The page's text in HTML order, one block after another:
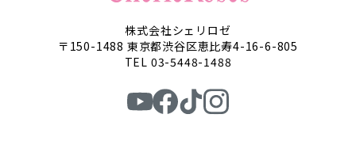
株式会社シェリロゼ
〒150-1488 東京都渋谷区恵比寿4-16-6-805
TEL 03-5448-1488